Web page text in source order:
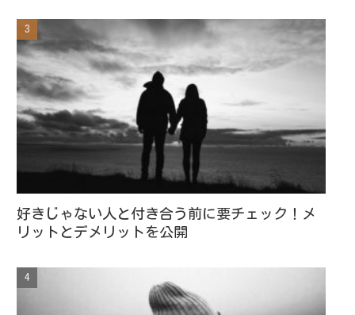
好きじゃない人と付き合う前に要チェック！メ
リットとデメリットを公開